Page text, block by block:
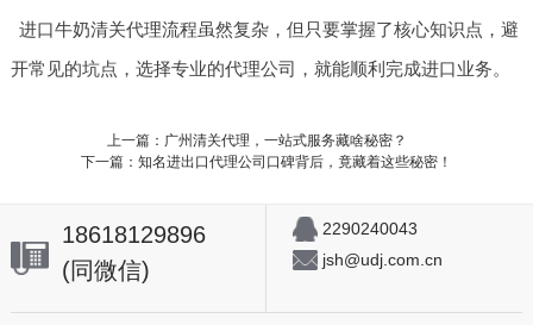
进口牛奶清关代理流程虽然复杂，但只要掌握了核心知识点，避
开常见的坑点，选择专业的代理公司，就能顺利完成进口业务。
上一篇：广州清关代理，一站式服务藏啥秘密？
下一篇：知名进出口代理公司口碑背后，竟藏着这些秘密！
18618129896
(同微信)
2290240043
jsh@udj.com.cn